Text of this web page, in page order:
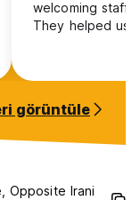
welcoming staff
They helped us
who took us on
caught in a
friend.
görüntüle
Opposite Irani